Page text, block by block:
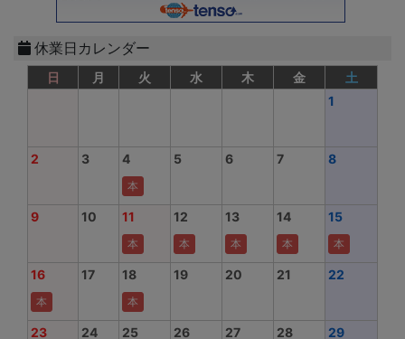
休業日カレンダー
日 月 火 水 木 金
土
1
2 3 4
本
5 6 7 8
9 10 11
本
12
本
13
本
14
本
15
本
16
本
17 18
本
19 20 21 22
23 24 25 26 27 28 29